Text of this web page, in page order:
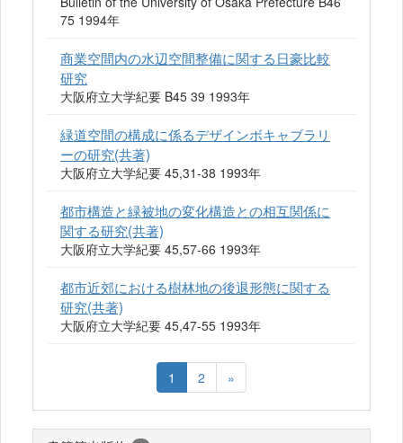
75 1994年
商業空間内の水辺空間整備に関する日豪比較
研究
大阪府立大学紀要 B45 39 1993年
緑道空間の構成に係るデザインボキャブラリ
ーの研究(共著)
大阪府立大学紀要 45,31-38 1993年
都市構造と緑被地の変化構造との相互関係に
関する研究(共著)
大阪府立大学紀要 45,57-66 1993年
都市近郊における樹林地の後退形態に関する
研究(共著)
大阪府立大学紀要 45,47-55 1993年
1 2 »